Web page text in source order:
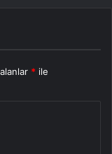
* ile